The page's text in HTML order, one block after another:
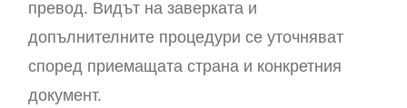
превод. Видът на заверката и
допълнителните процедури се уточняват
според приемащата страна и конкретния
документ.